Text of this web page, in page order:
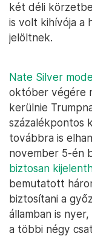
két déli
is volt kihívója a
jelöltnek.
Nate Silver
október végére
kerülnie
százalékpontos
továbbra is
november 5-én
biztosan
bemutatott
biztosítani a
államban is
a többi négy